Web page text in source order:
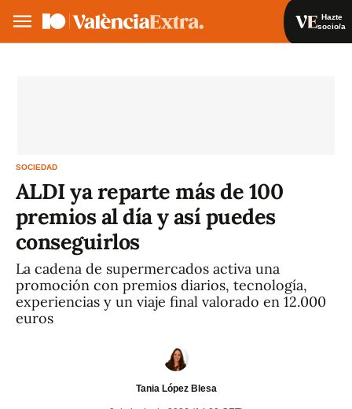
Hazte
socio/a
SOCIEDAD
ALDI ya reparte más de 100
premios al día y así puedes
conseguirlos
La cadena de supermercados activa una
promoción con premios diarios, tecnología,
experiencias y un viaje final valorado en 12.000
euros
Tania López Blesa